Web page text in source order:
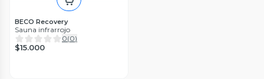
BECO Recovery
Sauna infrarrojo
0(0)
$15.000